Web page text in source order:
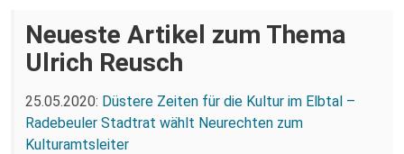
Neueste Artikel zum Thema
Ulrich Reusch
25.05.2020: Düstere Zeiten für die Kultur im Elbtal –
Radebeuler Stadtrat wählt Neurechten zum
Kulturamtsleiter